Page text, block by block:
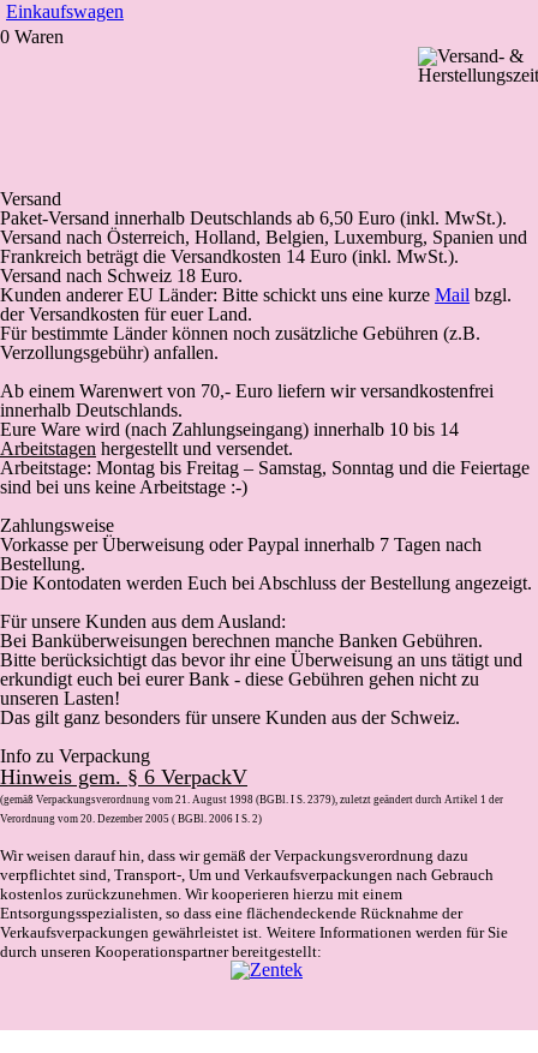
Einkaufswagen
0 Waren
Versand
Paket-Versand innerhalb Deutschlands ab 6,50 Euro (inkl. MwSt.).
Versand nach Österreich, Holland, Belgien, Luxemburg, Spanien und
Frankreich beträgt die Versandkosten 14 Euro (inkl. MwSt.).
Versand nach Schweiz 18 Euro.
Kunden anderer EU Länder: Bitte schickt uns eine kurze Mail bzgl.
der Versandkosten für euer Land.
Für bestimmte Länder können noch zusätzliche Gebühren (z.B.
Verzollungsgebühr) anfallen.
Ab einem Warenwert von 70,- Euro liefern wir versandkostenfrei
innerhalb Deutschlands.
Eure Ware wird (nach Zahlungseingang) innerhalb 10 bis 14
Arbeitstagen hergestellt und versendet.
Arbeitstage: Montag bis Freitag – Samstag, Sonntag und die Feiertage
sind bei uns keine Arbeitstage :-)
Zahlungsweise
Vorkasse per Überweisung oder Paypal innerhalb 7 Tagen nach
Bestellung.
Die Kontodaten werden Euch bei Abschluss der Bestellung angezeigt.
Für unsere Kunden aus dem Ausland:
Bei Banküberweisungen berechnen manche Banken Gebühren.
Bitte berücksichtigt das bevor ihr eine Überweisung an uns tätigt und
erkundigt euch bei eurer Bank - diese Gebühren gehen nicht zu
unseren Lasten!
Das gilt ganz besonders für unsere Kunden aus der Schweiz.
Info zu Verpackung
Hinweis gem. § 6 VerpackV
(gemäß Verpackungsverordnung vom 21. August 1998 (BGBl. I S. 2379), zuletzt geändert durch Artikel 1 der
Verordnung vom 20. Dezember 2005 ( BGBl. 2006 I S. 2)
Wir weisen darauf hin, dass wir gemäß der Verpackungsverordnung dazu
verpflichtet sind, Transport-, Um und Verkaufsverpackungen nach Gebrauch
kostenlos zurückzunehmen. Wir kooperieren hierzu mit einem
Entsorgungsspezialisten, so dass eine flächendeckende Rücknahme der
Verkaufsverpackungen gewährleistet ist. Weitere Informationen werden für Sie
durch unseren Kooperationspartner bereitgestellt: